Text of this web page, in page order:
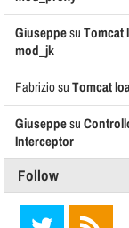
GiuseppesuTomcat
mod_jk
FabriziosuTomcat
Giuseppesu
Interceptor
Follow